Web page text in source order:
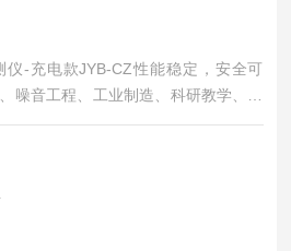
仪-充电款JYB-CZ性能稳定，安全可
噪音工程、工业制造、科研教学、品
境音量测量。如：工厂、办公室、交